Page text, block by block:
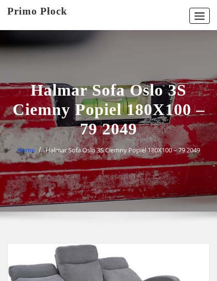
Primo Płock
Halmar Sofa Oslo 3S
Ciemny Popiel 180X100 –
79 2049
Home Halmar Sofa Oslo 3S Ciemny Popiel 180X100 – 79 2049